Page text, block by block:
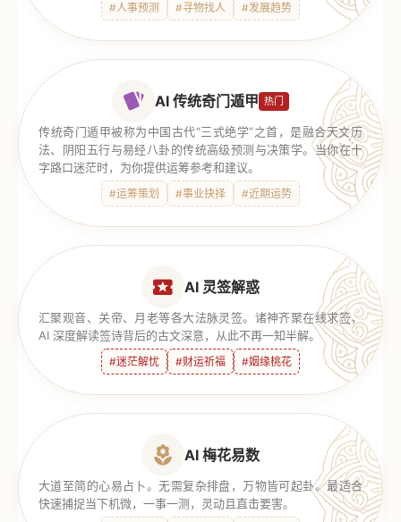
#人事预测 #寻物找人 #发展趋势
AI 传统奇门遁甲 热门
传统奇门遁甲被称为中国古代“三式绝学”之首，是融合天文历
法、阴阳五行与易经八卦的传统高级预测与决策学。当你在十
字路口迷茫时，为你提供运筹参考和建议。
#运筹策划 #事业抉择 #近期运势
AI 灵签解惑
汇聚观音、关帝、月老等各大法脉灵签。诸神齐聚在线求签，
AI 深度解读签诗背后的古文深意，从此不再一知半解。
#迷茫解忧 #财运祈福 #姻缘桃花
AI 梅花易数
大道至简的心易占卜。无需复杂排盘，万物皆可起卦。最适合
快速捕捉当下机微，一事一测，灵动且直击要害。